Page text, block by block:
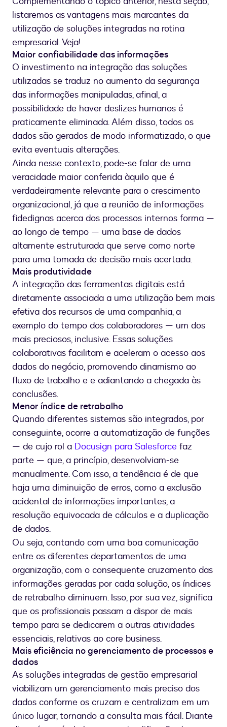
listaremos as vantagens mais marcantes da
utilização de soluções integradas na rotina
empresarial. Veja!
Maior confiabilidade das informações
O investimento na integração das soluções
utilizadas se traduz no aumento da segurança
das informações manipuladas, afinal, a
possibilidade de haver deslizes humanos é
praticamente eliminada. Além disso, todos os
dados são gerados de modo informatizado, o que
evita eventuais alterações.
Ainda nesse contexto, pode-se falar de uma
veracidade maior conferida àquilo que é
verdadeiramente relevante para o crescimento
organizacional, já que a reunião de informações
fidedignas acerca dos processos internos forma —
ao longo de tempo — uma base de dados
altamente estruturada que serve como norte
para uma tomada de decisão mais acertada.
Mais produtividade
A integração das ferramentas digitais está
diretamente associada a uma utilização bem mais
efetiva dos recursos de uma companhia, a
exemplo do tempo dos colaboradores — um dos
mais preciosos, inclusive. Essas soluções
colaborativas facilitam e aceleram o acesso aos
dados do negócio, promovendo dinamismo ao
fluxo de trabalho e e adiantando a chegada às
conclusões.
Menor índice de retrabalho
Quando diferentes sistemas são integrados, por
conseguinte, ocorre a automatização de funções
— de cujo rol a Docusign para Salesforce faz
parte — que, a princípio, desenvolviam-se
manualmente. Com isso, a tendência é de que
haja uma diminuição de erros, como a exclusão
acidental de informações importantes, a
resolução equivocada de cálculos e a duplicação
de dados.
Ou seja, contando com uma boa comunicação
entre os diferentes departamentos de uma
organização, com o consequente cruzamento das
informações geradas por cada solução, os índices
de retrabalho diminuem. Isso, por sua vez, significa
que os profissionais passam a dispor de mais
tempo para se dedicarem a outras atividades
essenciais, relativas ao core business.
Mais eficiência no gerenciamento de processos e
dados
As soluções integradas de gestão empresarial
viabilizam um gerenciamento mais preciso dos
dados conforme os cruzam e centralizam em um
único lugar, tornando a consulta mais fácil. Diante